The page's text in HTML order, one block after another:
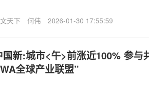
天下 何伟 2026-01-30 17:55:59
国新:城市<午>前涨近100% 参与
全球产业联盟”